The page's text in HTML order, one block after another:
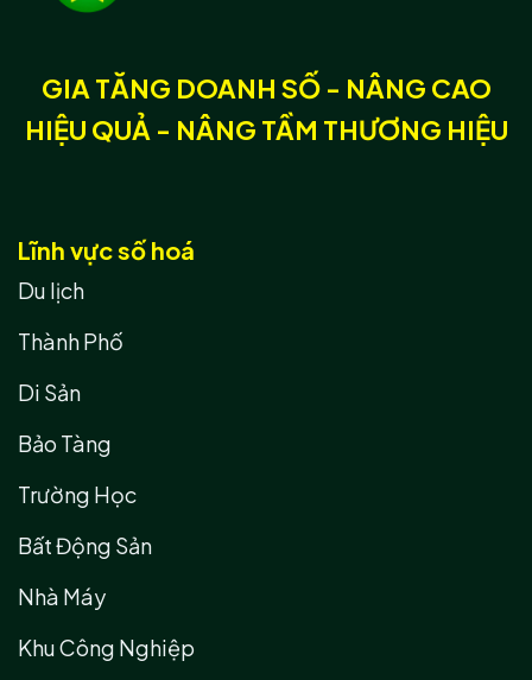
GIA TĂNG DOANH SỐ - NÂNG CAO
HIỆU QUẢ - NÂNG TẦM THƯƠNG HIỆU
Lĩnh vực số hoá
Du lịch
Thành Phố
Di Sản
Bảo Tàng
Trường Học
Bất Động Sản
Nhà Máy
Khu Công Nghiệp